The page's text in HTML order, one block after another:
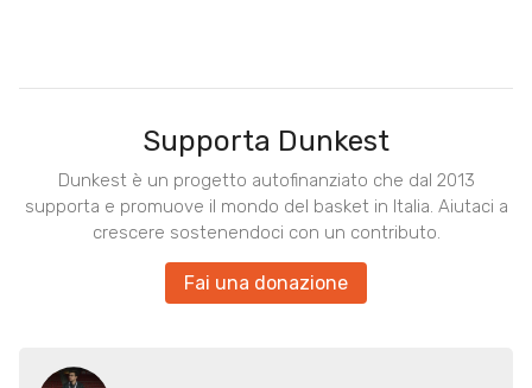
Supporta Dunkest
Dunkest è un progetto autofinanziato che dal 2013
supporta e promuove il mondo del basket in Italia. Aiutaci a
crescere sostenendoci con un contributo.
Fai una donazione